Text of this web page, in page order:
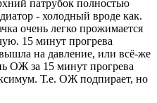
патрубок полностью
- холодный вроде как.
очень легко прожимается
15 минут прогрева
на давление, или всё-же
ОЖ за 15 минут прогрева
Т.е. ОЖ подпирает, но